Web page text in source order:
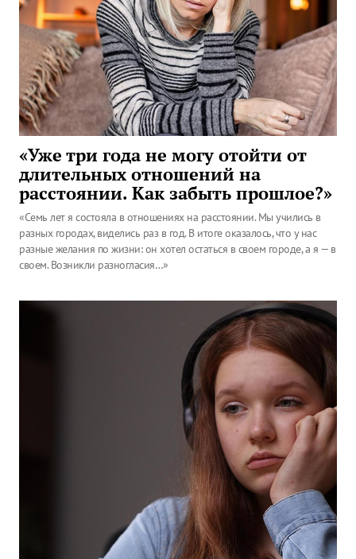
«Уже три года не могу отойти от
длительных отношений на
расстоянии. Как забыть прошлое?»
«Семь лет я состояла в отношениях на расстоянии. Мы учились в
разных городах, виделись раз в год. В итоге оказалось, что у нас
разные желания по жизни: он хотел остаться в своем городе, а я — в
своем. Возникли разногласия…»